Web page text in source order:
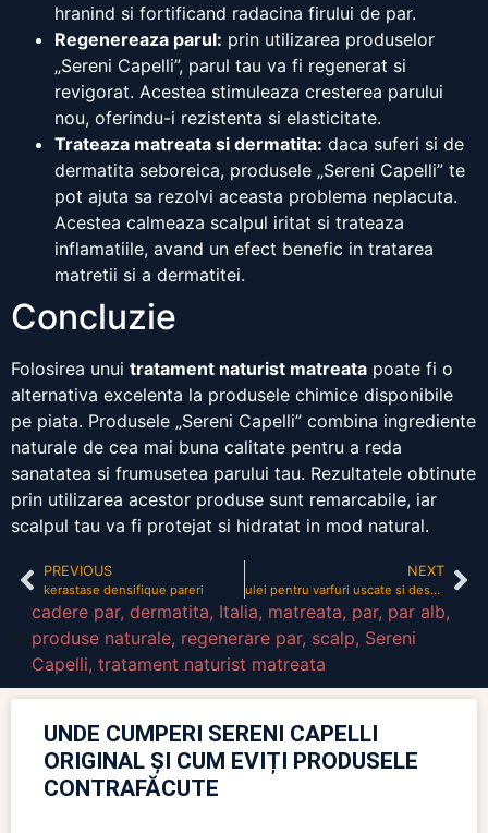
hranind si fortificand radacina firului de par.
Regenereaza parul: prin utilizarea produselor
„Sereni Capelli”, parul tau va fi regenerat si
revigorat. Acestea stimuleaza cresterea parului
nou, oferindu-i rezistenta si elasticitate.
Trateaza matreata si dermatita: daca suferi si de
dermatita seboreica, produsele „Sereni Capelli” te
pot ajuta sa rezolvi aceasta problema neplacuta.
Acestea calmeaza scalpul iritat si trateaza
inflamatiile, avand un efect benefic in tratarea
matretii si a dermatitei.
Concluzie
Folosirea unui tratament naturist matreata poate fi o
alternativa excelenta la produsele chimice disponibile
pe piata. Produsele „Sereni Capelli” combina ingrediente
naturale de cea mai buna calitate pentru a reda
sanatatea si frumusetea parului tau. Rezultatele obtinute
prin utilizarea acestor produse sunt remarcabile, iar
scalpul tau va fi protejat si hidratat in mod natural.
PREVIOUS
kerastase densifique pareri
NEXT
ulei pentru varfuri uscate si despicate
cadere par, dermatita, Italia, matreata, par, par alb,
produse naturale, regenerare par, scalp, Sereni
Capelli, tratament naturist matreata
UNDE CUMPERI SERENI CAPELLI
ORIGINAL ȘI CUM EVIȚI PRODUSELE
CONTRAFĂCUTE